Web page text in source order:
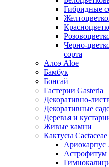
Гибридные
Черно-
сорта
Алоэ Aloe
Бамбук
Бонсай
Гастерии Gasteria
Декоративно-
Декоративные
Деревья и
Живые камни
Кактусы Cactaceae
Ариокарпус
Астрофитум